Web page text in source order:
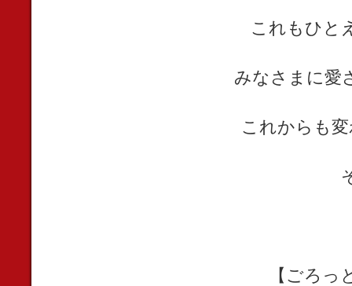
これもひと
みなさまに愛
これからも
【ごろ